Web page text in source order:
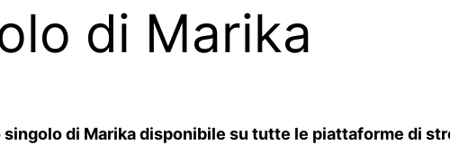
di Marika
singolo di Marika disponibile su tutte le piattaforme di